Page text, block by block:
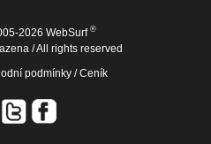
2026 WebSurf ®
/ All rights reserved
podmínky /Ceník